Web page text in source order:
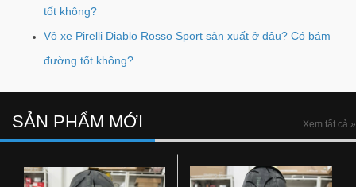
tốt không?
Vỏ xe Pirelli Diablo Rosso Sport sản xuất ở đâu? Có bám
đường tốt không?
SẢN PHẨM MỚI Xem tất cả »